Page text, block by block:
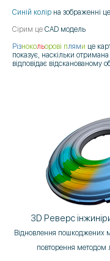
Синій колір на зображенні
Сірим це CAD модель
Різнокольорові плями це
показує, наскільки
відповідає відсканованому
3D Реверс
Відновлення пошкоджених
повторення методом